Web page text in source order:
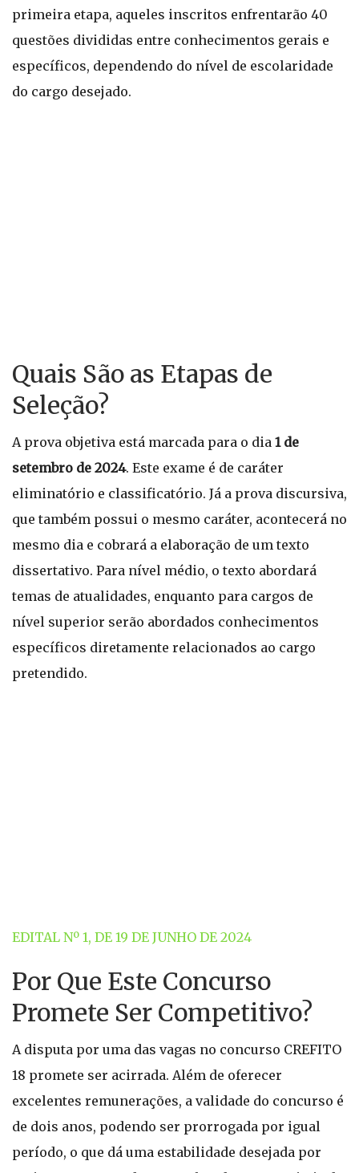
primeira etapa, aqueles inscritos enfrentarão 40
questões divididas entre conhecimentos gerais e
específicos, dependendo do nível de escolaridade
do cargo desejado.
Quais São as Etapas de
Seleção?
A prova objetiva está marcada para o dia 1 de
setembro de 2024. Este exame é de caráter
eliminatório e classificatório. Já a prova discursiva,
que também possui o mesmo caráter, acontecerá no
mesmo dia e cobrará a elaboração de um texto
dissertativo. Para nível médio, o texto abordará
temas de atualidades, enquanto para cargos de
nível superior serão abordados conhecimentos
específicos diretamente relacionados ao cargo
pretendido.
EDITAL Nº 1, DE 19 DE JUNHO DE 2024
Por Que Este Concurso
Promete Ser Competitivo?
A disputa por uma das vagas no concurso CREFITO
18 promete ser acirrada. Além de oferecer
excelentes remunerações, a validade do concurso é
de dois anos, podendo ser prorrogada por igual
período, o que dá uma estabilidade desejada por